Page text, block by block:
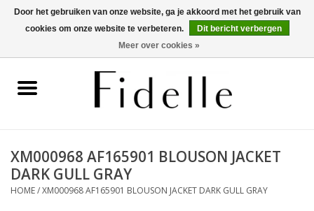
0 Artikelen - €0,00
Schoenen
XM000968 AF165901 BLOUSON JACKET
DARK GULL GRAY
HOME/XM000968 AF165901 BLOUSON JACKET DARK GULL GRAY
Door het gebruiken van onze website, ga je akkoord met het gebruik van
cookies om onze website te verbeteren.
Dit bericht verbergen
Meer over cookies »